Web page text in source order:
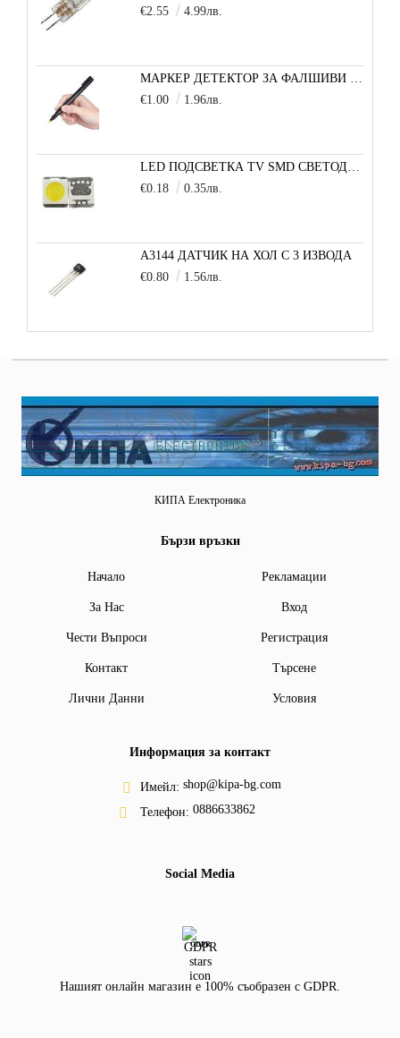
€2.55
4.99лв.
МАРКЕР ДЕТЕКТОР ЗА ФАЛШИВИ БАНКНОТИ
€1.00
1.96лв.
LED ПОДСВЕТКА TV SMD СВЕТОДИОД 2835 2W 3V МАЛКА+
€0.18
0.35лв.
A3144 ДАТЧИК НА ХОЛ С 3 ИЗВОДА
€0.80
1.56лв.
КИПА Електроника
Бързи връзки
Начало Рекламации
За Нас Вход
Чести Въпроси Регистрация
Контакт Търсене
Лични Данни Условия
Информация за контакт
Имейл: shop@kipa-bg.com
Телефон: 0886633862
Social Media
GDPR
Нашият онлайн магазин е 100% съобразен с GDPR.